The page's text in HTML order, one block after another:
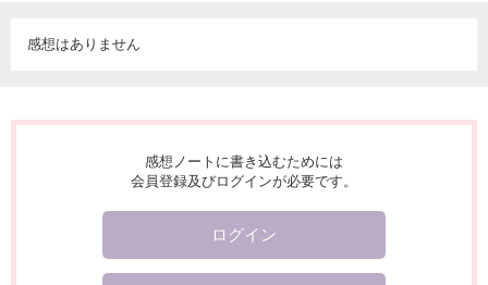
感想はありません
感想ノートに書き込むためには
会員登録及びログインが必要です。
ログイン